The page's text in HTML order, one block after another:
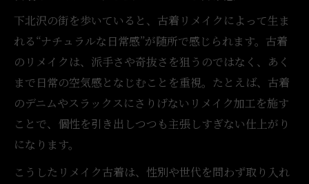
下北沢の街を歩いていると、古着リメイクによって生ま
れる“ナチュラルな日常感”が随所で感じられます。古着
のリメイクは、派手さや奇抜さを狙うのではなく、あく
まで日常の空気感となじむことを重視。たとえば、古着
のデニムやスラックスにさりげないリメイク加工を施す
ことで、個性を引き出しつつも主張しすぎない仕上がり
になります。
こうしたリメイク古着は、性別や世代を問わず取り入れ